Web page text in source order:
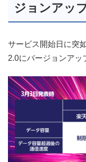
ジョンアッ
サービス開始日に突
2.0にバージョンアッ